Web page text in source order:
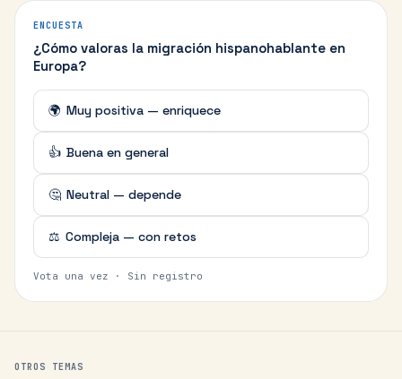
ENCUESTA
¿Cómo valoras la migración hispanohablante en
Europa?
🌍 Muy positiva — enriquece
👍 Buena en general
🤔 Neutral — depende
⚖️ Compleja — con retos
Vota una vez · Sin registro
OTROS TEMAS